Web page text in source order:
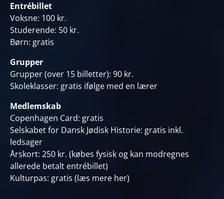
Entrébillet
Voksne: 100 kr.
Studerende: 50 kr.
Børn: gratis
Grupper
Grupper (over 15 billetter): 90 kr.
Skoleklasser: gratis ifølge med en lærer
Medlemskab
Copenhagen Card: gratis
Selskabet for Dansk Jødisk Historie: gratis inkl.
ledsager
Årskort: 250 kr. (købes fysisk og kan modregnes
allerede betalt entrébillet)
Kulturpas: gratis (læs mere her)